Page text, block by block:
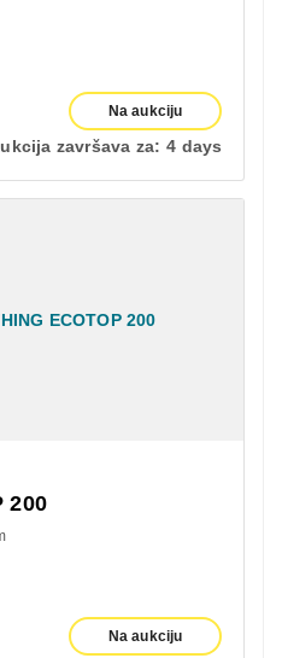
Na aukciju
završava za: 4 days
200
Na aukciju